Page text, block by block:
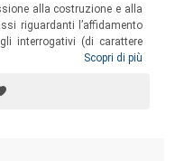
alla costruzione e alla
riguardanti l’affidamento
interrogativi (di carattere
educativo e di servizio
che caratterizzano ancora
e l’aiuto dei minori e delle
Scopri di più